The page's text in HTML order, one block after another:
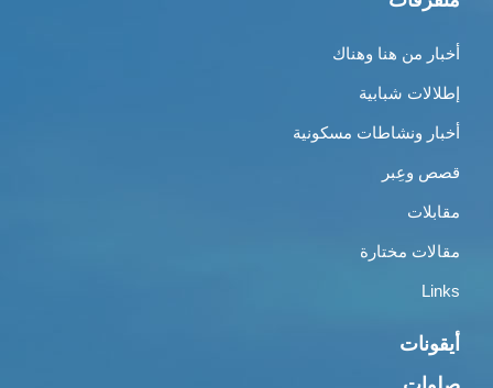
أخبار من هنا وهناك
إطلالات شبابية
أخبار ونشاطات مسكونية
قصص وعِبر
مقابلات
مقالات مختارة
Links
أيقونات